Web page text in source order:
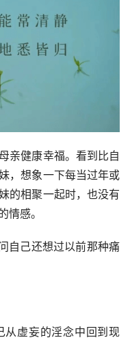
亲健康幸福。看到比自
，想象一下每当过年或
的相聚一起时，也没有
情感。
自己还想过以前那种痛
从虚妄的淫念中回到现